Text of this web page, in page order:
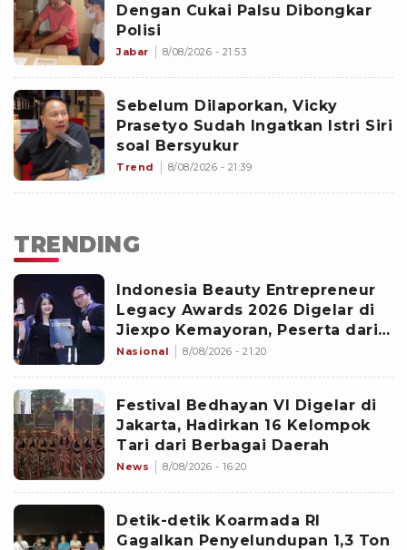
Dengan Cukai Palsu Dibongkar
Polisi
Jabar 8/08/2026 - 21:53
Sebelum Dilaporkan, Vicky
Prasetyo Sudah Ingatkan Istri Siri
soal Bersyukur
Trend 8/08/2026 - 21:39
TRENDING
Indonesia Beauty Entrepreneur
Legacy Awards 2026 Digelar di
Jiexpo Kemayoran, Peserta dari
4 Negara Adu Karya PMU
Nasional 8/08/2026 - 21:20
Festival Bedhayan VI Digelar di
Jakarta, Hadirkan 16 Kelompok
Tari dari Berbagai Daerah
News 8/08/2026 - 16:20
Detik-detik Koarmada RI
Gagalkan Penyelundupan 1,3 Ton